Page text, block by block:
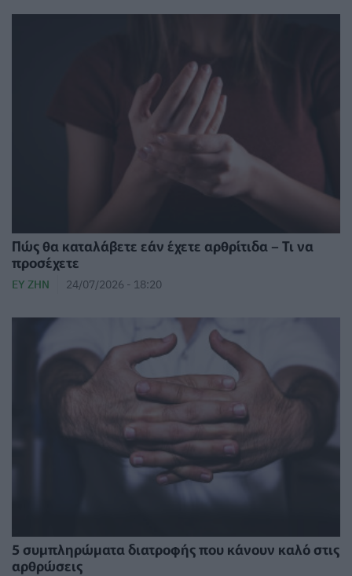
Πώς θα καταλάβετε εάν έχετε αρθρίτιδα – Τι να
προσέχετε
ΕΥ ΖΗΝ 24/07/2026 - 18:20
5 συμπληρώματα διατροφής που κάνουν καλό στις
αρθρώσεις